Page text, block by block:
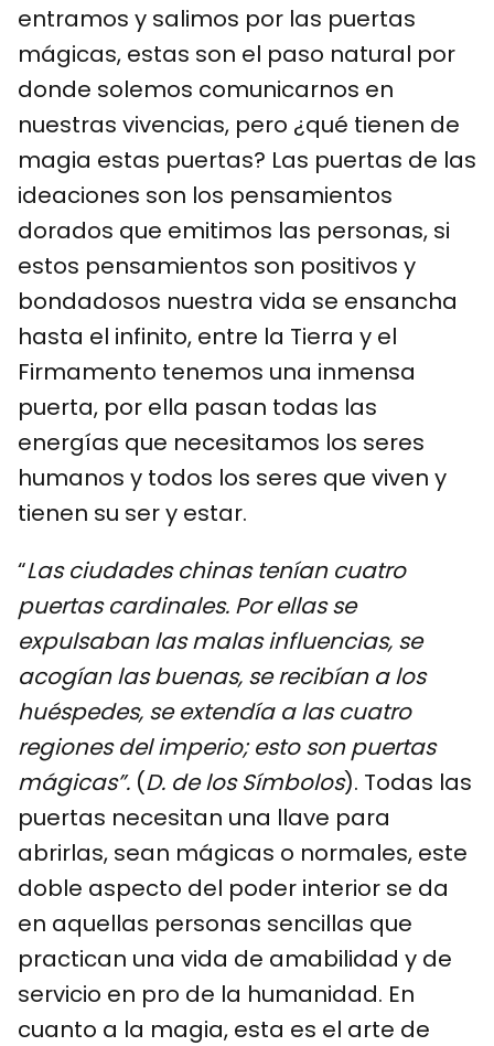
entramos y salimos por las puertas
mágicas, estas son el paso natural por
donde solemos comunicarnos en
nuestras vivencias, pero ¿qué tienen de
magia estas puertas? Las puertas de las
ideaciones son los pensamientos
dorados que emitimos las personas, si
estos pensamientos son positivos y
bondadosos nuestra vida se ensancha
hasta el infinito, entre la Tierra y el
Firmamento tenemos una inmensa
puerta, por ella pasan todas las
energías que necesitamos los seres
humanos y todos los seres que viven y
tienen su ser y estar.
“Las ciudades chinas tenían cuatro
puertas cardinales. Por ellas se
expulsaban las malas influencias, se
acogían las buenas, se recibían a los
huéspedes, se extendía a las cuatro
regiones del imperio; esto son puertas
mágicas”. (D. de los Símbolos). Todas las
puertas necesitan una llave para
abrirlas, sean mágicas o normales, este
doble aspecto del poder interior se da
en aquellas personas sencillas que
practican una vida de amabilidad y de
servicio en pro de la humanidad. En
cuanto a la magia, esta es el arte de